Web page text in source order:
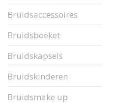
Bruidsaccessoires
Bruidsboeket
Bruidskapsels
Bruidskinderen
Bruidsmake up